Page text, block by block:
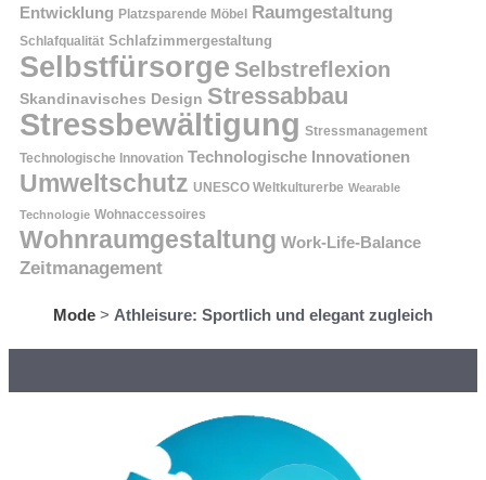
Entwicklung Platzsparende Möbel Raumgestaltung
Schlafqualität Schlafzimmergestaltung
Selbstfürsorge Selbstreflexion
Skandinavisches Design Stressabbau
Stressbewältigung Stressmanagement
Technologische Innovation Technologische Innovationen
Umweltschutz UNESCO Weltkulturerbe Wearable
Technologie Wohnaccessoires
Wohnraumgestaltung Work-Life-Balance
Zeitmanagement
Mode > Athleisure: Sportlich und elegant zugleich